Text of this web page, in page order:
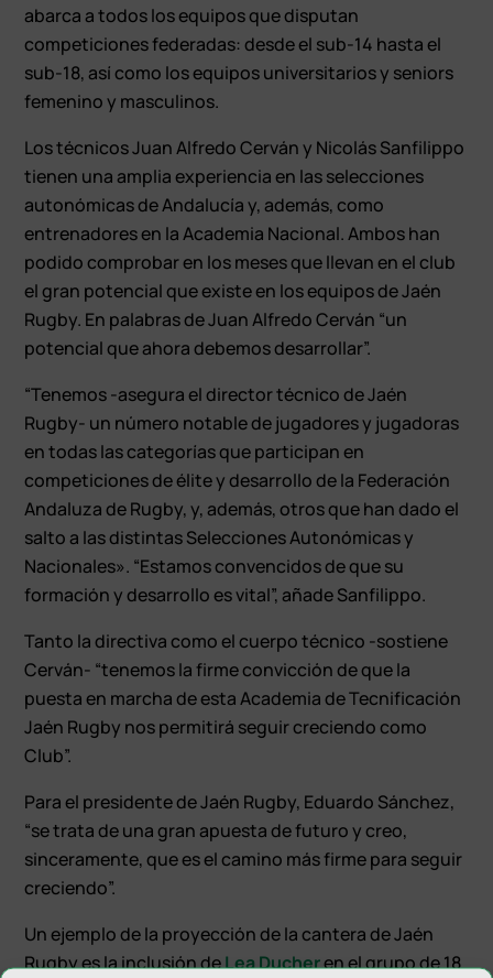
abarca a todos los equipos que disputan
competiciones federadas: desde el sub-14 hasta el
sub-18, así como los equipos universitarios y seniors
femenino y masculinos.
Los técnicos Juan Alfredo Cerván y Nicolás Sanfilippo
tienen una amplia experiencia en las selecciones
autonómicas de Andalucía y, además, como
entrenadores en la Academia Nacional. Ambos han
podido comprobar en los meses que llevan en el club
el gran potencial que existe en los equipos de Jaén
Rugby. En palabras de Juan Alfredo Cerván “un
potencial que ahora debemos desarrollar”.
“Tenemos -asegura el director técnico de Jaén
Rugby- un número notable de jugadores y jugadoras
en todas las categorías que participan en
competiciones de élite y desarrollo de la Federación
Andaluza de Rugby, y, además, otros que han dado el
salto a las distintas Selecciones Autonómicas y
Nacionales». “Estamos convencidos de que su
formación y desarrollo es vital”, añade Sanfilippo.
Tanto la directiva como el cuerpo técnico -sostiene
Cerván- “tenemos la firme convicción de que la
puesta en marcha de esta Academia de Tecnificación
Jaén Rugby nos permitirá seguir creciendo como
Club”.
Para el presidente de Jaén Rugby, Eduardo Sánchez,
“se trata de una gran apuesta de futuro y creo,
sinceramente, que es el camino más firme para seguir
creciendo”.
Un ejemplo de la proyección de la cantera de Jaén
Rugby es la inclusión deLea Ducheren el grupo de 18